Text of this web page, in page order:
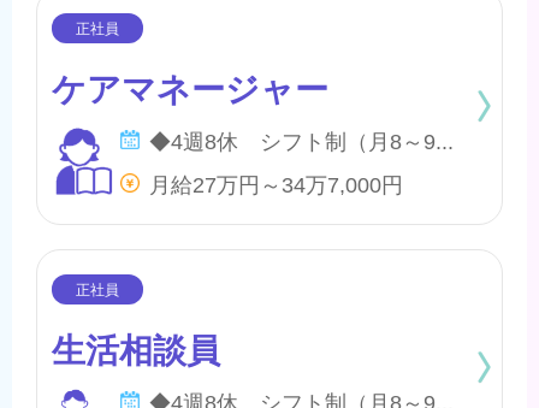
ケアマネージャー
月給27万円～34万7,000円
生活相談員